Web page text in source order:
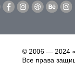
© 2006 — 2024
Все права